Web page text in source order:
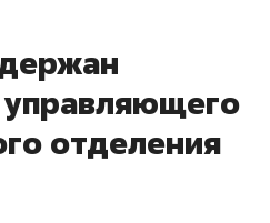
отделения